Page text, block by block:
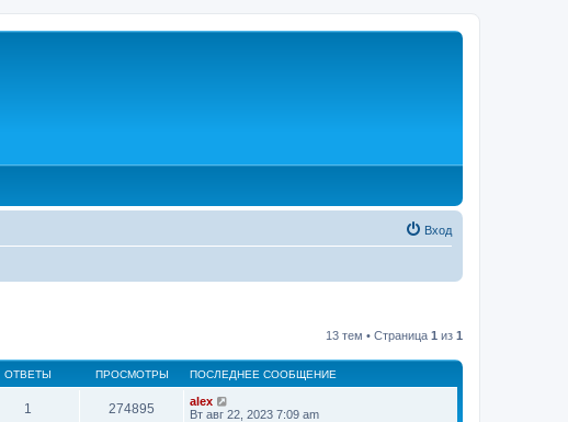
Вход
13 тем • Страница 1 из 1
ОТВЕТЫ ПРОСМОТРЫ ПОСЛЕДНЕЕ СООБЩЕНИЕ
1 274895
alex
Вт авг 22, 2023 7:09 am